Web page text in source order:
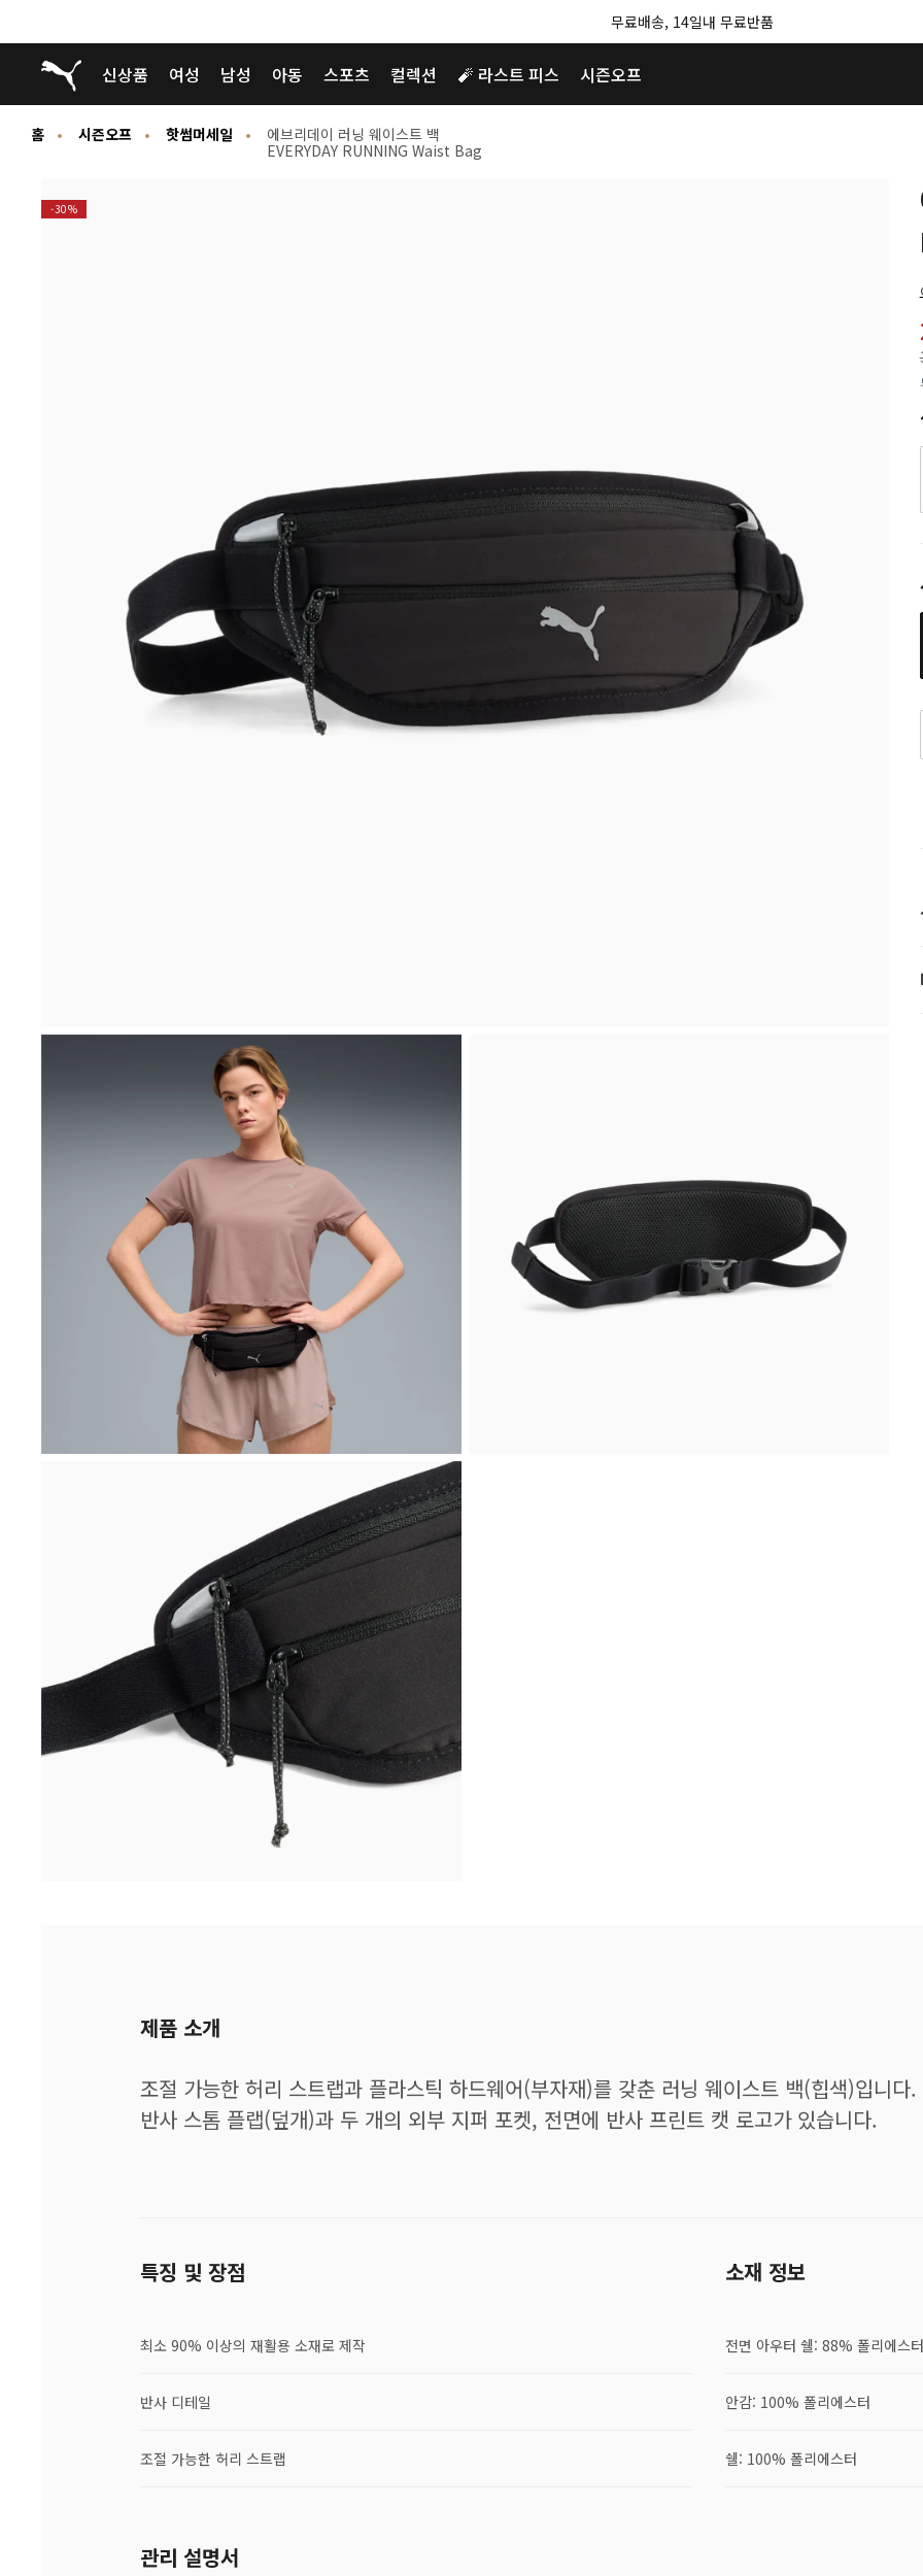
무료배송, 14일내 무료반품
푸마 홈
신상품 여성 남성 아동 스포츠 컬렉션 🧨 라스트 피스 시즌오프
홈 시즌오프 핫썸머세일
에브리데이 러닝 웨이스트 백
EVERYDAY RUNNING Waist Bag
-30%
제품 소개
조절 가능한 허리 스트랩과 플라스틱 하드웨어(부자재)를 갖춘 러닝 웨이스트 백(힙색)입니다.
반사 스톰 플랩(덮개)과 두 개의 외부 지퍼 포켓, 전면에 반사 프린트 캣 로고가 있습니다.
특징 및 장점
최소 90% 이상의 재활용 소재로 제작
반사 디테일
조절 가능한 허리 스트랩
소재 정보
전면 아우터 쉘: 88% 폴리에스
안감: 100% 폴리에스터
쉘: 100% 폴리에스터
관리 설명서